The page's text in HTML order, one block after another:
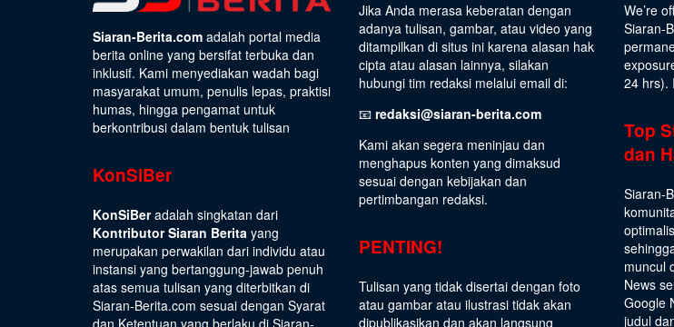
Siaran-Berita.com adalah portal media
berita online yang bersifat terbuka dan
inklusif. Kami menyediakan wadah bagi
masyarakat umum, penulis lepas, praktisi
humas, hingga pengamat untuk
berkontribusi dalam bentuk tulisan
KonSiBer
KonSiBeradalah singkatan dari
Kontributor Siaran Berita yang
merupakan perwakilan dari individu atau
instansi yang bertanggung-jawab penuh
atas semua tulisan yang diterbitkan di
Siaran-Berita.com sesuai dengan Syarat
Jika Anda merasa keberatan dengan
adanya tulisan, gambar, atau video yang
ditampilkan di situs ini karena alasan hak
cipta atau alasan lainnya, silakan
hubungi tim redaksi melalui email di:
📧 redaksi@siaran-berita.com
Kami akan segera meninjau dan
menghapus konten yang dimaksud
sesuai dengan kebijakan dan
pertimbangan redaksi.
PENTING!
Tulisan yang tidak disertai dengan foto
atau gambar atau ilustrasi tidak akan
dipublikasikan dan akan langsung
We’re
Siaran-
24 hrs).
Top
dan
Siaran-
muncul
News
Google
judul